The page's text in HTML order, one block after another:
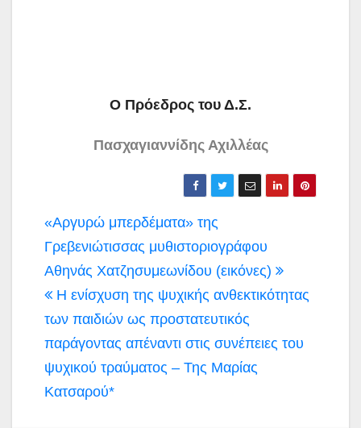
Ο Πρόεδρος του Δ.Σ.
Πασχαγιαννίδης Αχιλλέας
Πλοήγηση
άρθρων
«Αργυρώ μπερδέματα» της
Γρεβενιώτισσας μυθιστοριογράφου
Αθηνάς Χατζησυμεωνίδου (εικόνες)
Η ενίσχυση της ψυχικής ανθεκτικότητας
των παιδιών ως προστατευτικός
παράγοντας απέναντι στις συνέπειες του
ψυχικού τραύματος – Της Μαρίας
Κατσαρού*